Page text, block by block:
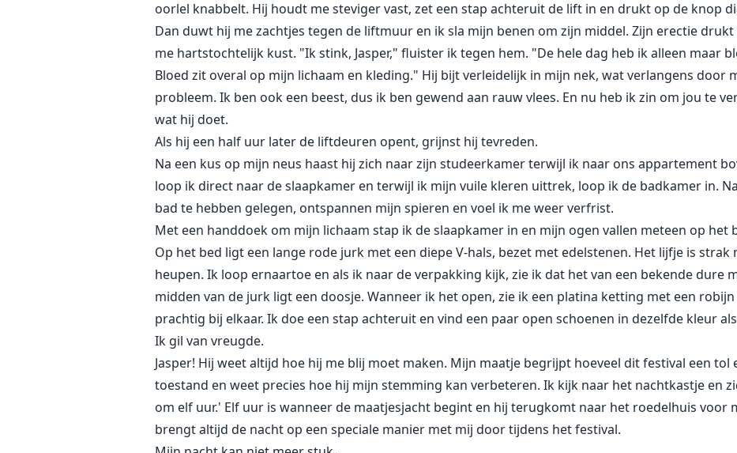
oorlel knabbelt. Hij houdt me steviger vast, zet een stap achteruit de lift in en drukt op de knop
Dan duwt hij me zachtjes tegen de liftmuur en ik sla mijn benen om zijn middel. Zijn erectie
me hartstochtelijk kust. "Ik stink, Jasper," fluister ik tegen hem. "De hele dag heb ik alleen maar
Bloed zit overal op mijn lichaam en kleding." Hij bijt verleidelijk in mijn nek, wat verlangens door
probleem. Ik ben ook een beest, dus ik ben gewend aan rauw vlees. En nu heb ik zin om jou te
wat hij doet.
Als hij een half uur later de liftdeuren opent, grijnst hij tevreden.
Na een kus op mijn neus haast hij zich naar zijn studeerkamer terwijl ik naar ons appartement
loop ik direct naar de slaapkamer en terwijl ik mijn vuile kleren uittrek, loop ik de badkamer in.
bad te hebben gelegen, ontspannen mijn spieren en voel ik me weer verfrist.
Met een handdoek om mijn lichaam stap ik de slaapkamer in en mijn ogen vallen meteen op het
Op het bed ligt een lange rode jurk met een diepe V-hals, bezet met edelstenen. Het lijfje is strak
heupen. Ik loop ernaartoe en als ik naar de verpakking kijk, zie ik dat het van een bekende dure
midden van de jurk ligt een doosje. Wanneer ik het open, zie ik een platina ketting met een
prachtig bij elkaar. Ik doe een stap achteruit en vind een paar open schoenen in dezelfde kleur
Ik gil van vreugde.
Jasper! Hij weet altijd hoe hij me blij moet maken. Mijn maatje begrijpt hoeveel dit festival een tol
toestand en weet precies hoe hij mijn stemming kan verbeteren. Ik kijk naar het nachtkastje en
om elf uur.' Elf uur is wanneer de maatjesjacht begint en hij terugkomt naar het roedelhuis voor
brengt altijd de nacht op een speciale manier met mij door tijdens het festival.